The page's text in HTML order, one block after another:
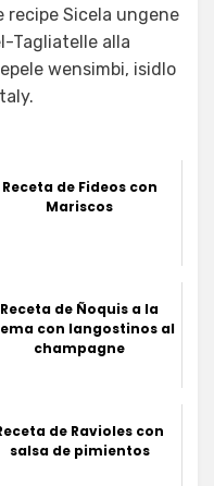
recipe Sicela ungene
Tagliatelle alla
wensimbi, isidlo
Receta de Fideos con
Mariscos
Receta de Ñoquis a la
con langostinos al
champagne
de Ravioles con
salsa de pimientos